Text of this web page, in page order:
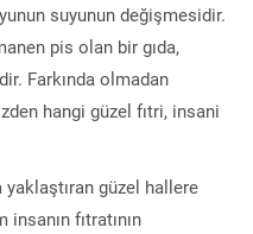
suyunun değişmesidir.
pis olan bir gıda,
Farkında olmadan
hangi güzel fıtri, insani
yaklaştıran güzel hallere
fıtratının